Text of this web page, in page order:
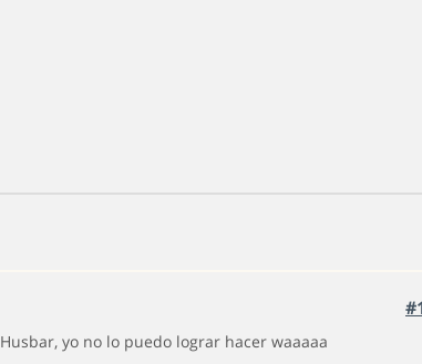
yo no lo puedo lograr hacer waaaaa